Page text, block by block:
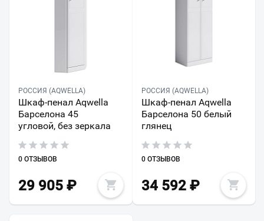
РОССИЯ (AQWELLA)
Шкаф-пенал Aqwella
Барселона 45
угловой, без зеркала
0 ОТЗЫВОВ
29 905 ₽
РОССИЯ (AQWELLA)
Шкаф-пенал Aqwella
Барселона 50 белый
глянец
0 ОТЗЫВОВ
34 592₽